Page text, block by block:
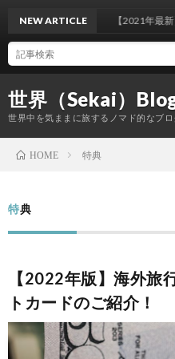
世界（Sekai）
世界中を気ままに旅するノマド的なブロ
NEW ARTICLE【2021年最新】アメ
HOME 特典
特典
【2022年版】海外旅
トカードのご紹介！